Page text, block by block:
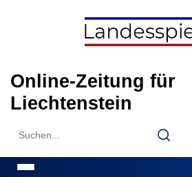
Online-Zeitung für
Liechtenstein
Search
Search